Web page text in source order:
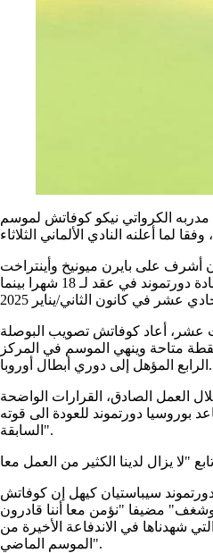
مدربه الكرواتي نيكو كوفاتش لموسم
على بايرن ميونيخ وأينتراخت
فرانكفورت وموناكو الفرنسي، قيادة دورتموند في عقد لـ 18 شهرا بينما
عشر، أعاد كوفاتش تصويب البوصلة
دورتموند بـ 22 من 24 نقطة متاحة وينهي الموسم في المركز
الرابع المؤهل إلى دوري أبطال أوروبا.
العمل الصادق، القرارات الواضحة
بوروسيا دورتموند للعودة الى قوته
السابقة".
سيباستيان كيهل إن كوفاتش
مضيفا "نؤمن معا أننا قادرون
شهدناها في الاندفاعة الأخيرة من
الموسم الماضي".